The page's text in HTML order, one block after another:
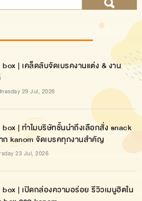
| เคล็ดลับจัดเบรคงานแต่ง & งาน
29 Jul, 2026
| ทำไมบริษัทชั้นนำถึงเลือกสั่ง snack
ก kanom จัดเบรคทุกงานสำคัญ
23 Jul, 2026
| เปิดกล่องความอร่อย รีวิวเมนูฮิตใน